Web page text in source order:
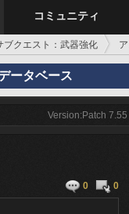
コミュニティ
ブクエスト：武器強化
ータベース
Version:Patch 7.55
0
0